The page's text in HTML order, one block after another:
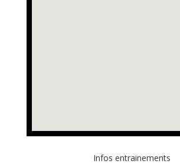
Infos entrainements